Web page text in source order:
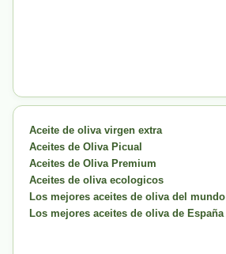
Aceite de oliva virgen extra
Aceites de Oliva Picual
Aceites de Oliva Premium
Aceites de oliva ecologicos
Los mejores aceites de oliva del mundo
Los mejores aceites de oliva de España